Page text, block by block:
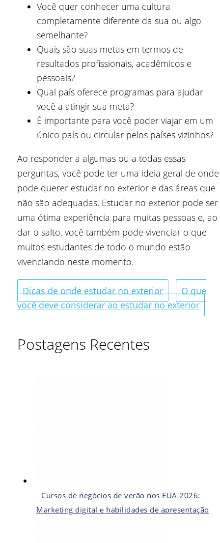
Você quer conhecer uma cultura
completamente diferente da sua ou algo
semelhante?
Quais são suas metas em termos de
resultados profissionais, acadêmicos e
pessoais?
Qual país oferece programas para ajudar
você a atingir sua meta?
É importante para você poder viajar em um
único país ou circular pelos países vizinhos?
Ao responder a algumas ou a todas essas
perguntas, você pode ter uma ideia geral de onde
pode querer estudar no exterior e das áreas que
não são adequadas. Estudar no exterior pode ser
uma ótima experiência para muitas pessoas e, ao
dar o salto, você também pode vivenciar o que
muitos estudantes de todo o mundo estão
vivenciando neste momento.
Dicas de onde estudar no exterior
O que
você deve considerar ao estudar no exterior
Postagens Recentes
Cursos de negócios de verão nos EUA 2026:
Marketing digital e habilidades de apresentação